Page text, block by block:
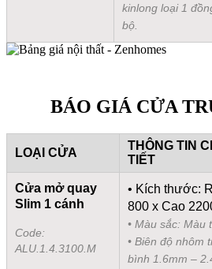
kinlong loại 1
bộ.
BÁO GIÁ CỬA
LOẠI CỬA
THÔNG TIN
TIẾT
Cửa mở quay
Slim 1 cánh
Code:
ALU.1.4.3100.M
• Kích thước:
800 x Cao
• Màu sắc: Màu
• Biên độ nhôm
bình 1.6mm –